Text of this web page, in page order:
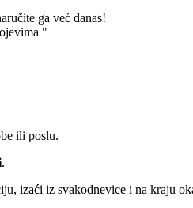
ga već danas!
"
ili poslu.
.
izaći iz svakodnevice i na kraju